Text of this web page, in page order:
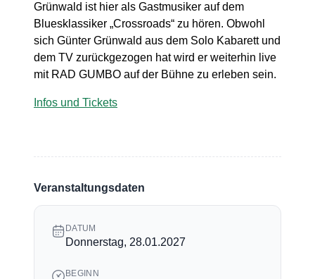
Grünwald ist hier als Gastmusiker auf dem
Bluesklassiker „Crossroads“ zu hören. Obwohl
sich Günter Grünwald aus dem Solo Kabarett und
dem TV zurückgezogen hat wird er weiterhin live
mit RAD GUMBO auf der Bühne zu erleben sein.
Infos und Tickets
Veranstaltungsdaten
DATUM
Donnerstag, 28.01.2027
BEGINN